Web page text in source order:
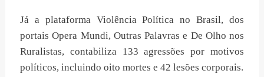
Já a plataforma Violência Política no Brasil, dos
portais Opera Mundi, Outras Palavras e De Olho nos
Ruralistas, contabiliza 133 agressões por motivos
políticos, incluindo oito mortes e 42 lesões corporais.